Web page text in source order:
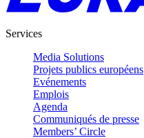
Services
Media Solutions
Projets publics européens
Evénements
Emplois
Agenda
Communiqués de presse
Members’ Circle